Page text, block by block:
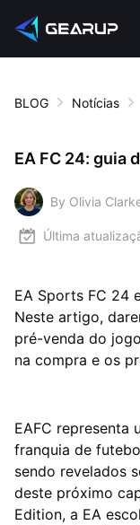
BLOG Notícias
EA FC 24: guia
By Olivia
Última
EA Sports FC 24
Neste artigo,
pré-venda do
na compra e os
EAFC representa
franquia de
sendo revelados
deste próximo
Edition, a EA